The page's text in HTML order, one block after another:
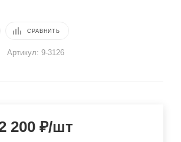
СРАВНИТЬ
Артикул: 9-3126
200 ₽/шт